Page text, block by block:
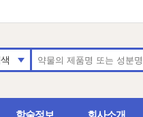
학술정보 회사소개